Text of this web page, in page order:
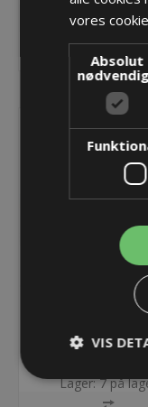
DESPRED 63
156,75 kr.
Lager: 7 på
vores
Absolut
VIS